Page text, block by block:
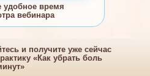
удобное время
вебинара
и получите уже сейчас
«Как убрать боль